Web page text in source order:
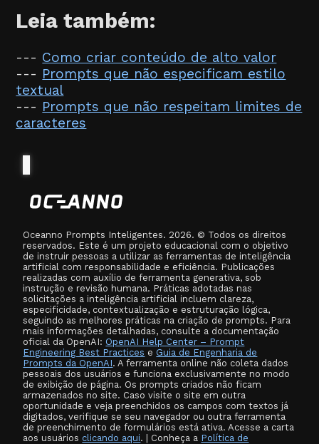
Leia também:
--- Como criar conteúdo de alto valor
--- Prompts que não especificam estilo
textual
--- Prompts que não respeitam limites de
caracteres
Oceanno Prompts Inteligentes. 2026. © Todos os direitos
reservados. Este é um projeto educacional com o objetivo
de instruir pessoas a utilizar as ferramentas de inteligência
artificial com responsabilidade e eficiência. Publicações
realizadas com auxílio de ferramenta generativa, sob
instrução e revisão humana. Práticas adotadas nas
solicitações a inteligência artificial incluem clareza,
especificidade, contextualização e estruturação lógica,
seguindo as melhores práticas na criação de prompts. Para
mais informações detalhadas, consulte a documentação
oficial da OpenAI: OpenAI Help Center – Prompt
Engineering Best Practices e Guia de Engenharia de
Prompts da OpenAI. A ferramenta online não coleta dados
pessoais dos usuários e funciona exclusivamente no modo
de exibição de página. Os prompts criados não ficam
armazenados no site. Caso visite o site em outra
oportunidade e veja preenchidos os campos com textos já
digitados, verifique se seu navegador ou outra ferramenta
de preenchimento de formulários está ativa. Acesse a carta
aos usuários clicando aqui. | Conheça a Política de